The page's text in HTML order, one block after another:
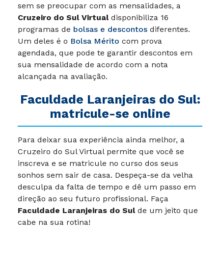
sem se preocupar com as mensalidades, a
Cruzeiro do Sul Virtualdisponibiliza 16
programas de bolsas e descontos diferentes.
Um deles é o Bolsa Mérito com prova
agendada, que pode te garantir descontos em
sua mensalidade de acordo com a nota
alcançada na avaliação.
Faculdade Laranjeiras do Sul:
matricule-se online
Para deixar sua experiência ainda melhor, a
Cruzeiro do Sul Virtual permite que você se
inscreva e se matricule no curso dos seus
sonhos sem sair de casa. Despeça-se da velha
desculpa da falta de tempo e dê um passo em
direção ao seu futuro profissional. Faça
Faculdade Laranjeiras do Sulde um jeito que
cabe na sua rotina!